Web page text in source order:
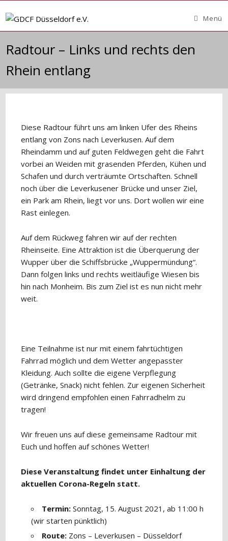
Inhalt
Menü
Radtour – Links und rechts den
Rhein entlang
Diese Radtour führt uns am linken Ufer des Rheins
entlang von Zons nach Leverkusen. Auf dem
Rheindamm und auf guten Feldwegen geht die Fahrt
vorbei an Weiden mit grasenden Pferden, Kühen und
Schafen und durch verträumte Ortschaften. Schnell
noch über die Leverkusener Brücke und unser Ziel,
ein Park am Rhein, liegt vor uns. Dort wollen wir eine
Rast einlegen.
Auf dem Rückweg fahren wir auf der rechten
Rheinseite. Eine Attraktion ist die Überquerung der
Wupper über die Schiffsbrücke „Wuppermündung“.
Dann folgen links und rechts weitläufige Wiesen bis
hin nach Monheim. Bis zum Ziel ist es nun nicht mehr
weit.
Eine Teilnahme ist nur mit einem fahrtüchtigen
Fahrrad möglich und dem Wetter angepasster
Kleidung. Auch sollte die eigene Verpflegung
(Getränke, Snack) nicht fehlen. Zur eigenen Sicherheit
wird dringend empfohlen einen Fahrradhelm zu
tragen!
Wir freuen uns auf diese gemeinsame Radtour mit
Euch und hoffen auf schönes Wetter!
Diese Veranstaltung findet unter Einhaltung der
aktuellen Corona-Regeln statt.
Termin: Sonntag, 15. August 2021, ab 11:00 h
(wir starten pünktlich)
Route: Zons – Leverkusen – Düsseldorf